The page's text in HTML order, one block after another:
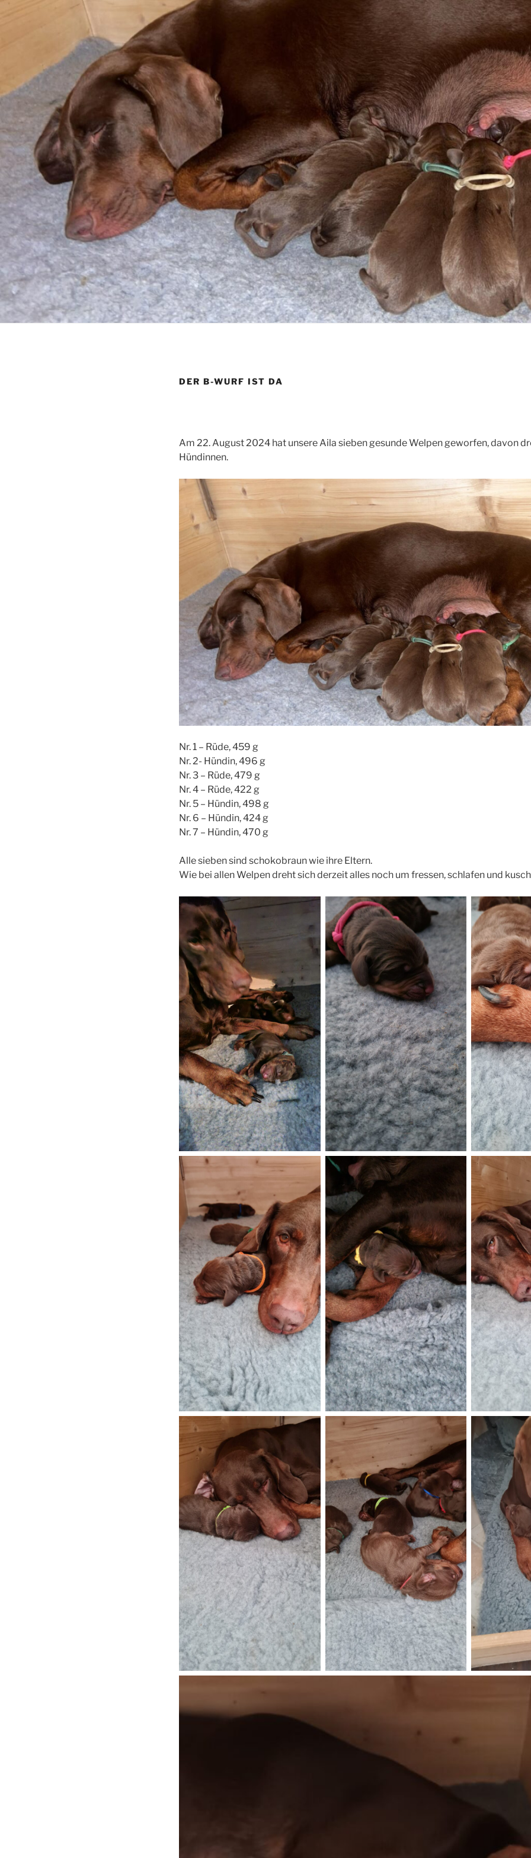
DER B-WURF IST DA
Am 22. August 2024 hat unsere Aila sieben gesunde Welpen geworfen, davon
Hündinnen.
Nr. 1 – Rüde, 459 g
Nr. 2- Hündin, 496 g
Nr. 3 – Rüde, 479 g
Nr. 4 – Rüde, 422 g
Nr. 5 – Hündin, 498 g
Nr. 6 – Hündin, 424 g
Nr. 7 – Hündin, 470 g
Alle sieben sind schokobraun wie ihre Eltern.
Wie bei allen Welpen dreht sich derzeit alles noch um fressen, schlafen und